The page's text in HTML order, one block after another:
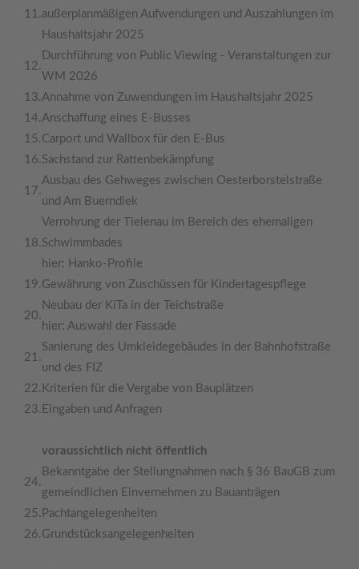
11. außerplanmäßigen Aufwendungen und Auszahlungen im
Haushaltsjahr 2025
12.
Durchführung von Public Viewing - Veranstaltungen zur
WM 2026
13.Annahme von Zuwendungen im Haushaltsjahr 2025
14.Anschaffung eines E-Busses
15. Carport und Wallbox für den E-Bus
16. Sachstand zur Rattenbekämpfung
17.
Ausbau des Gehweges zwischen Oesterborstelstraße
und Am Buerndiek
18.
Verrohrung der Tielenau im Bereich des ehemaligen
Schwimmbades
hier: Hanko-Profile
19. Gewährung von Zuschüssen für Kindertagespflege
20.
Neubau der KiTa in der Teichstraße
hier: Auswahl der Fassade
21.
Sanierung des Umkleidegebäudes in der Bahnhofstraße
und des FIZ
22. Kriterien für die Vergabe von Bauplätzen
23. Eingaben und Anfragen
voraussichtlich nicht öffentlich
24.
Bekanntgabe der Stellungnahmen nach § 36 BauGB zum
gemeindlichen Einvernehmen zu Bauanträgen
25. Pachtangelegenheiten
26. Grundstücksangelegenheiten